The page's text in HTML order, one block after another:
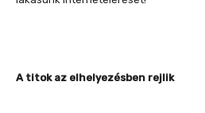
A titok az elhelyezésben rejlik